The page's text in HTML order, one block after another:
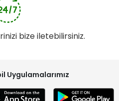
bize iletebilirsiniz.
Uygulamalarımız